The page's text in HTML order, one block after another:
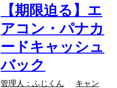
【期限迫る】エ
アコン・パナカ
ードキャッシュ
バック
管理人：ふじくん
キャン